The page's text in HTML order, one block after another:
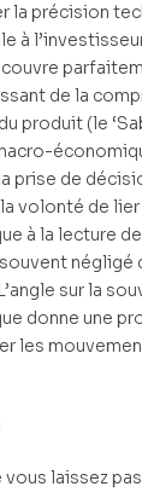
la précision
à
de la
produit (le
prise de
volonté de
à la lecture
sur la
donne une
les
vous laissez